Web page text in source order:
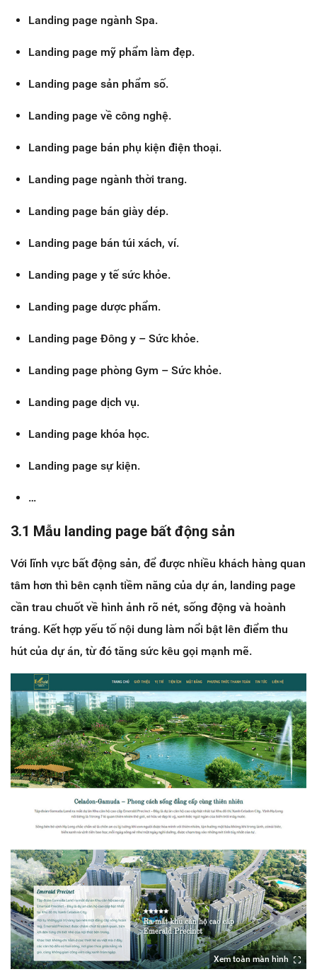
Landing page ngành Spa.
Landing page mỹ phẩm làm đẹp.
Landing page sản phẩm số.
Landing page về công nghệ.
Landing page bán phụ kiện điện thoại.
Landing page ngành thời trang.
Landing page bán giày dép.
Landing page bán túi xách, ví.
Landing page y tế sức khỏe.
Landing page dược phẩm.
Landing page Đông y – Sức khỏe.
Landing page phòng Gym – Sức khỏe.
Landing page dịch vụ.
Landing page khóa học.
Landing page sự kiện.
…
3.1 Mẫu landing page bất động sản
Với lĩnh vực bất động sản, để được nhiều khách hàng quan
tâm hơn thì bên cạnh tiềm năng của dự án, landing page
cần trau chuốt về hình ảnh rõ nét, sống động và hoành
tráng. Kết hợp yếu tố nội dung làm nổi bật lên điểm thu
hút của dự án, từ đó tăng sức kêu gọi mạnh mẽ.
Xem toàn màn hình